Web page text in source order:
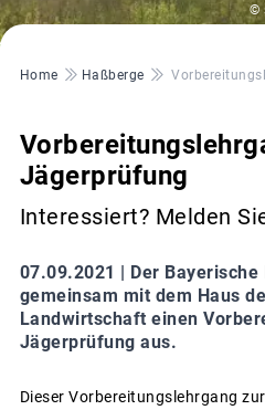
©
Pfadnavigation
Home Haßberge
Jägerprüfung
Interessiert? Melden
07.09.2021 | Der
gemeinsam mit dem Haus
Landwirtschaft einen
Jägerprüfung aus.
Dieser Vorbereitungslehrgang